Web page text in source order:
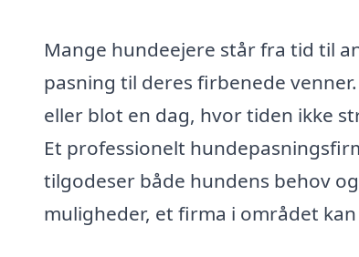
Mange hundeejere står fra tid til
pasning til deres firbenede
eller blot en dag, hvor tiden ikke
Et professionelt
tilgodeser både hundens behov
muligheder, et firma i området